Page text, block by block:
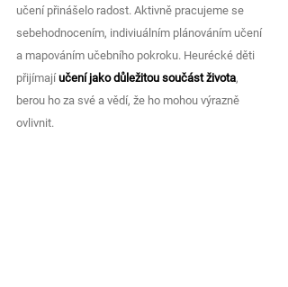
učení přinášelo radost. Aktivně pracujeme se
sebehodnocením, indiviuálním plánováním učení
a mapováním učebního pokroku. Heurécké děti
přijímají učení jako důležitou součást života,
berou ho za své a vědí, že ho mohou výrazně
ovlivnit.